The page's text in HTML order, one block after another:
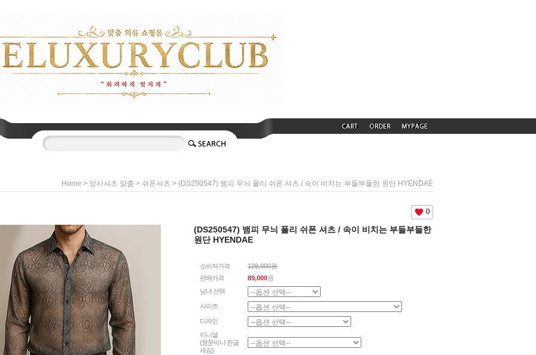
Home > 망사셔츠 맞춤 > 쉬폰셔츠 > (DS250547) 뱀피 무늬 폴리 쉬폰 셔츠 / 속이 비치는 부들부들한 원단 HYENDAE
0
(DS250547) 뱀피 무늬 폴리 쉬폰 셔츠 / 속이 비치는 부들부들한
원단 HYENDAE
소비자가격
129,000원
판매가격
89,000원
남녀 선택
사이즈
디자인
이니셜
(영문이나 한글
새김)